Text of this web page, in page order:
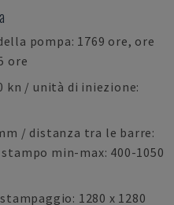
pompa: 1769 ore, ore
ore
kn / unità di iniezione:
/ distanza tra le barre:
min-max: 400-1050
1280 x 1280